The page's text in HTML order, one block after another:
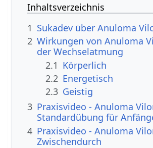
Inhaltsverzeichnis
1 Sukadev über Anuloma
2 Wirkungen von Anuloma
der Wechselatmung
2.1 Körperlich
2.2 Energetisch
2.3 Geistig
3 Praxisvideo - Anuloma
Standardübung für
4 Praxisvideo - Anuloma
Zwischendurch